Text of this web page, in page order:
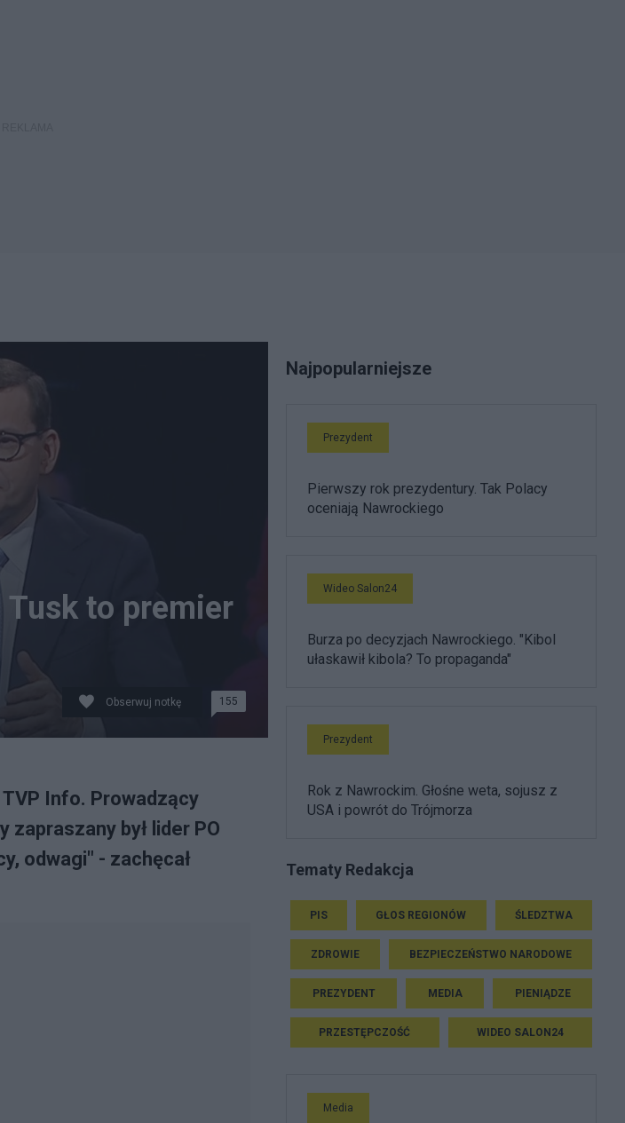
Tusk to premier
Obserwuj notkę 155
Info. Prowadzący
zapraszany był lider PO
odwagi" - zachęcał
Najpopularniejsze
Prezydent
Pierwszy rok prezydentury. Tak Polacy
oceniają Nawrockiego
Wideo Salon24
Burza po decyzjach Nawrockiego. "Kibol
ułaskawił kibola? To propaganda"
Prezydent
Rok z Nawrockim. Głośne weta, sojusz z
USA i powrót do Trójmorza
Tematy Redakcja
PIS GŁOS REGIONÓW ŚLEDZTWA
ZDROWIE BEZPIECZEŃSTWO NARODOWE
PREZYDENT MEDIA PIENIĄDZE
PRZESTĘPCZOŚĆ WIDEO SALON24
Media